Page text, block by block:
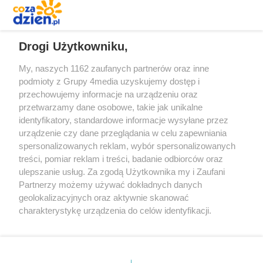
Redakcja Reklama Prywatność
Praca Łódź
the:protocol
Drogi Użytkowniku,
My, naszych 1162 zaufanych partnerów oraz inne
podmioty z Grupy 4media uzyskujemy dostęp i
przechowujemy informacje na urządzeniu oraz
przetwarzamy dane osobowe, takie jak unikalne
identyfikatory, standardowe informacje wysyłane przez
urządzenie czy dane przeglądania w celu zapewniania
spersonalizowanych reklam, wybór spersonalizowanych
treści, pomiar reklam i treści, badanie odbiorców oraz
ulepszanie usług. Za zgodą Użytkownika my i Zaufani
Partnerzy możemy używać dokładnych danych
geolokalizacyjnych oraz aktywnie skanować
charakterystykę urządzenia do celów identyfikacji.